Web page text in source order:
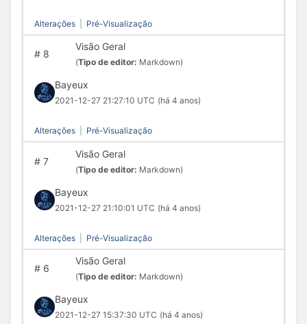
Alterações Pré-Visualização
#8
Visão Geral
(Tipo de editor: Markdown)
Bayeux
2021-12-27 21:27:10 UTC (há 4 anos)
Alterações Pré-Visualização
#7
Visão Geral
(Tipo de editor: Markdown)
Bayeux
2021-12-27 21:10:01 UTC (há 4 anos)
Alterações Pré-Visualização
#6
Visão Geral
(Tipo de editor: Markdown)
Bayeux
2021-12-27 15:37:30 UTC (há 4 anos)